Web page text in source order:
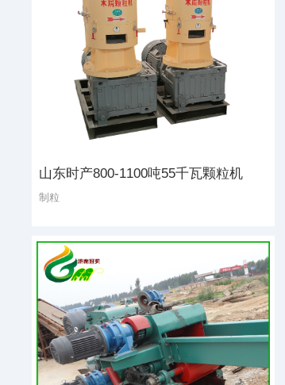
山东时产800-1100吨55千瓦颗粒机
制粒